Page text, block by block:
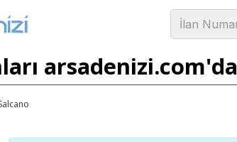
arsadenizi.com'da